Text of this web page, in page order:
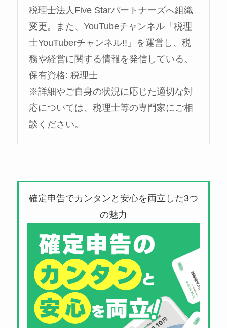
税理士法人Five Starパートナーズへ組織
変更。また、YouTubeチャンネル「税理
士YouTuberチャンネル!!」を運営し、税
務や経営に関する情報を発信している。
保有資格: 税理士
※詳細やご自身の状況に応じた適切な対
応については、税理士等の専門家にご相
談ください。
確定申告でカンタンと安心を両立した3つ
の魅力